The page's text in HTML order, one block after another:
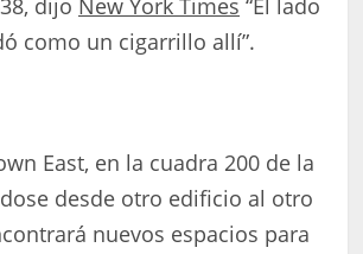
dijo New York Times “El lado
como un cigarrillo allí”.
East, en la cuadra 200 de la
desde otro edificio al otro
nuevos espacios para